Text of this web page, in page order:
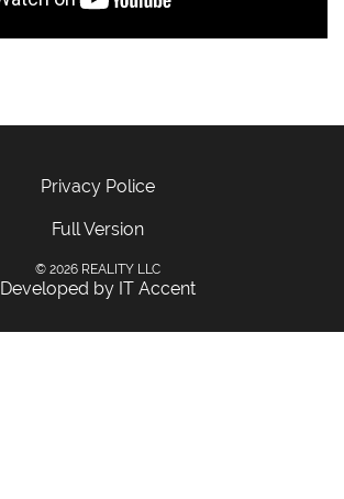
Privacy Police
Full Version
© 2026 REALITY LLC
Developed by IT Accent